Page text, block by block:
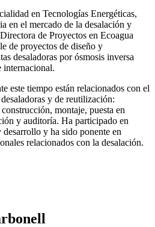
en Tecnologías Energéticas,
en el mercado de la desalación y
de Proyectos en Ecoagua
de proyectos de diseño y
desaladoras por ósmosis inversa
internacional.
este tiempo están relacionados con el
y de reutilización:
montaje, puesta en
y auditoría. Ha participado en
y ha sido ponente en
relacionados con la desalación.